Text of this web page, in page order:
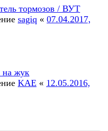
тормозов / ВУТ
sagiq « 07.04.2017,
на жук
KAE « 12.05.2016,